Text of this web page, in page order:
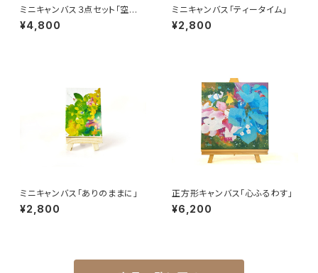
ミニキャンバス３点セット「空の
色」１
¥4,800
ミニキャンバス「ティータイム」
¥2,800
ミニキャンバス「ありのままに」
¥2,800
正方形キャンバス「心ふるわす」
¥6,200